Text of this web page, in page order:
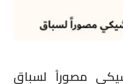
مصوراً لسباق